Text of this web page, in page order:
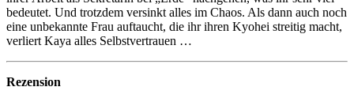
bedeutet. Und trotzdem versinkt alles im Chaos. Als dann auch noch
eine unbekannte Frau auftaucht, die ihr ihren Kyohei streitig macht,
verliert Kaya alles Selbstvertrauen …
Rezension